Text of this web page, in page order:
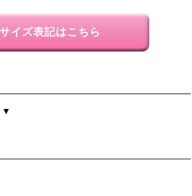
サイズ表記はこちら
▼